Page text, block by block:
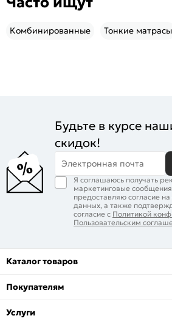
Комбинированные Тонкие матрасы
Будьте в курсе
скидок!
Электронная почта
Я соглашаюсь получать
маркетинговые
предоставляю согласие
данных, а также
согласие с Политикой
Пользовательским
Каталог товаров
Покупателям
Услуги